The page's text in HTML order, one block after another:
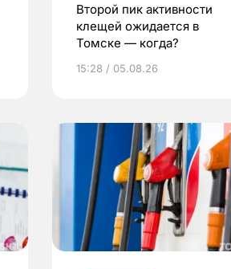
Второй пик активности
клещей ожидается в
Томске — когда?
15:28 / 05.08.26